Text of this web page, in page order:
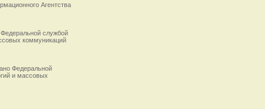
Агентства
службой
коммуникаций
Федеральной
и массовых